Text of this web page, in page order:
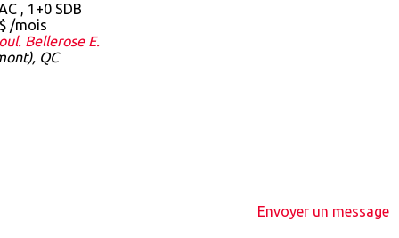
, 1+0 SDB
/mois
Bellerose E.
QC
Envoyer un message